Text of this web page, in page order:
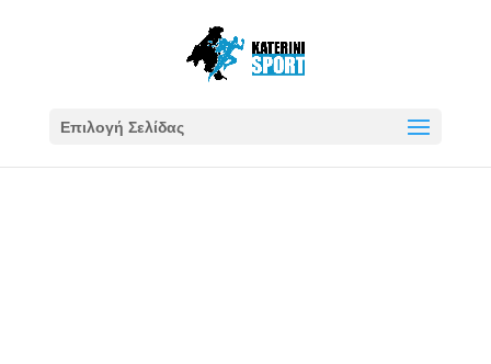
Επιλογή Σελίδας